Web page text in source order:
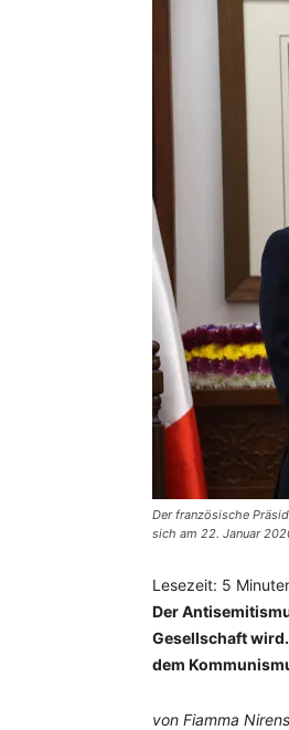
Der französische
sich am 22. Januar
Lesezeit: 5
Der
Gesellschaft
dem
von Fiamma